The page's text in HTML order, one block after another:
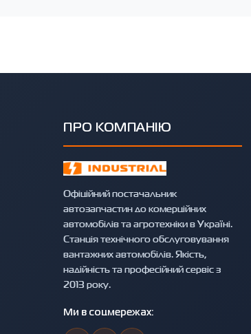
ПРО КОМПАНІЮ
Офіційний постачальник
автозапчастин до комерційних
автомобілів та агротехніки в Україні.
Станція технічного обслуговування
вантажних автомобілів. Якість,
надійність та професійний сервіс з
2013 року.
Ми в соцмережах: